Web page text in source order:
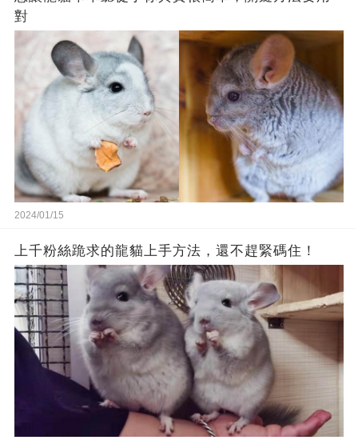
對
2024/01/15
上千粉絲跪求的龍貓上手方法，還不趕緊碼住！